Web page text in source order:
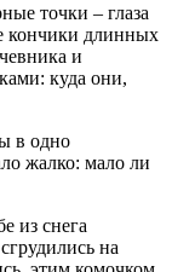
точки – глаза
кончики длинных
и
куда они,
в одно
жалко: мало ли
из снега
на